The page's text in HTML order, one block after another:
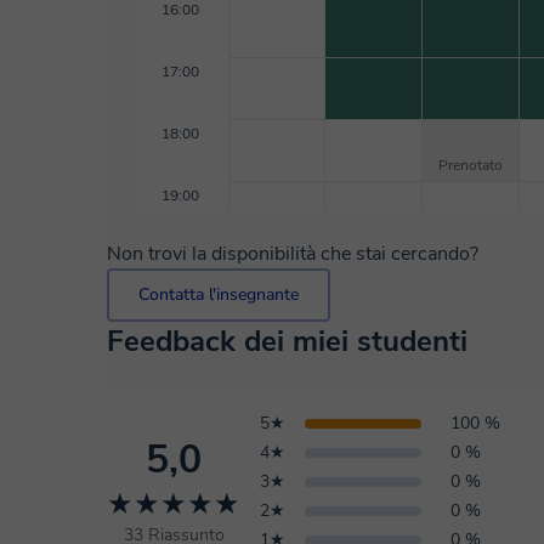
16:00
17:00
18:00
Prenotato
19:00
Non trovi la disponibilità che stai cercando?
Contatta l'insegnante
Feedback dei miei studenti
5,0
★★★★★
33 Riassunto
5★
100 %
4★
0 %
3★
0 %
2★
0 %